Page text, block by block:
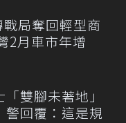
戰局奪回輕型商
2月車市年增
雙腳未著地」
警回覆：這是規